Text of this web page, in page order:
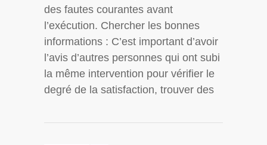
des fautes courantes avant
l’exécution. Chercher les bonnes
informations : C’est important d’avoir
l’avis d’autres personnes qui ont subi
la même intervention pour vérifier le
degré de la satisfaction, trouver des